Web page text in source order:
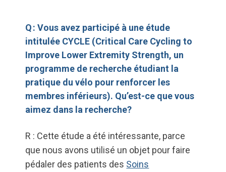
Q : Vous avez participé à une étude
intitulée CYCLE (Critical Care Cycling to
Improve Lower Extremity Strength, un
programme de recherche étudiant la
pratique du vélo pour renforcer les
membres inférieurs). Qu’est-ce que vous
aimez dans la recherche?
R : Cette étude a été intéressante, parce
que nous avons utilisé un objet pour faire
pédaler des patients des Soins